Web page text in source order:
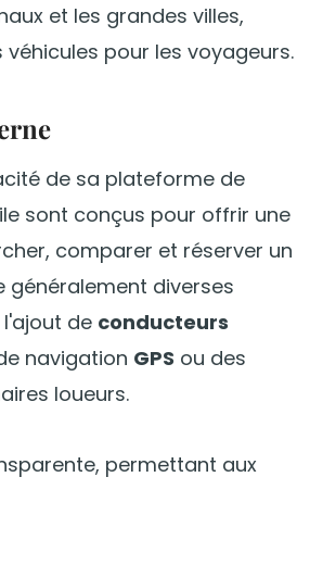
et les grandes villes,
pour les voyageurs.
de sa plateforme de
sont conçus pour offrir une
comparer et réserver un
généralement diverses
de conducteurs
navigation GPS ou des
loueurs.
permettant aux